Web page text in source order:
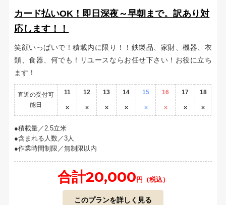
カード払いOK！即日深夜～早朝まで。訳あり対
応します！！
笑顔いっぱいで！積載内に限り！！鉄製品、家財、機器、衣
類、食器、何でも！リユースならお任せ下さい！お役に立ち
ます！
直近の受付可
能日
11 12 13 14 15 16 17 18
× × × × × × × ×
積載量／2.5立米
含まれる人数／3人
作業時間制限／無制限以内
合計20,000円（税込）
このプランを詳しく見る